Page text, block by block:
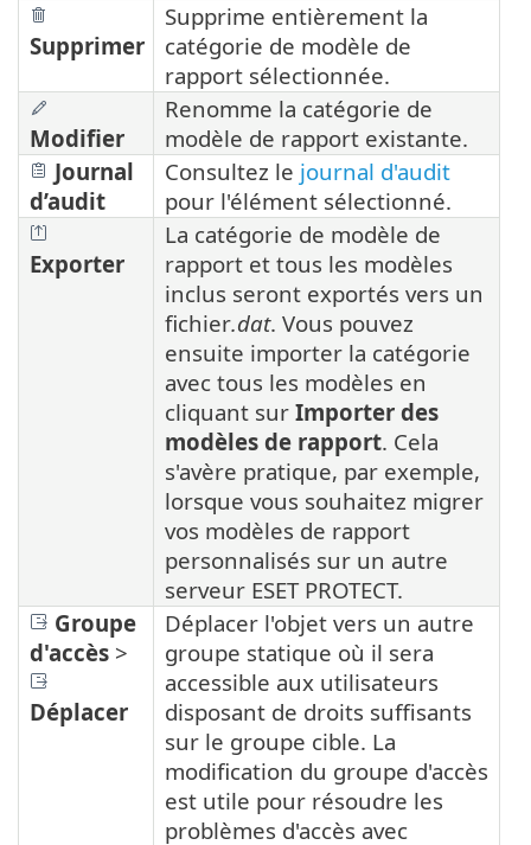
Supprimer
Supprime entièrement la
catégorie de modèle de
rapport sélectionnée.
Modifier
Renomme la catégorie de
modèle de rapport existante.
Journal
d’audit
Consultez le journal d'audit
pour l'élément sélectionné.
Exporter
La catégorie de modèle de
rapport et tous les modèles
inclus seront exportés vers un
fichier.dat. Vous pouvez
ensuite importer la catégorie
avec tous les modèles en
cliquant sur Importer des
modèles de rapport. Cela
s'avère pratique, par exemple,
lorsque vous souhaitez migrer
vos modèles de rapport
personnalisés sur un autre
serveur ESET PROTECT.
Groupe
d'accès >
Déplacer
Déplacer l'objet vers un autre
groupe statique où il sera
accessible aux utilisateurs
disposant de droits suffisants
sur le groupe cible. La
modification du groupe d'accès
est utile pour résoudre les
problèmes d'accès avec